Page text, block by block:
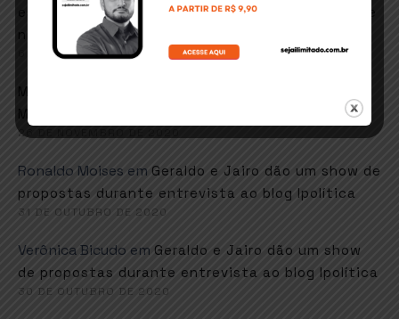
esportes e lazer quer retorno de hidroginástica e
natação em fevereiro
6 DE JANEIRO DE 2021
Marcos goes
Martinho da Vila em resposta ao MEC
26 DE NOVEMBRO DE 2020
Ronaldo Moises em Geraldo e Jairo dão um show de
propostas durante entrevista ao blog Ipolítica
31 DE OUTUBRO DE 2020
Verônica Bicudo em Geraldo e Jairo dão um show
de propostas durante entrevista ao blog Ipolítica
30 DE OUTUBRO DE 2020